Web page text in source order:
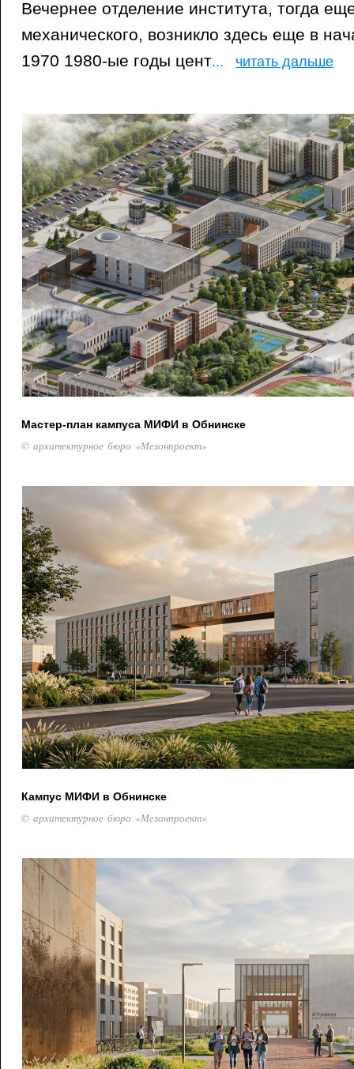
Вечернее отделение института, тогда
механического, возникло здесь еще в
1970 1980-ые годы цент... читать дальше
Мастер-план кампуса МИФИ в Обнинске
© архитектурное бюро «Мезонпроект»
Кампус МИФИ в Обнинске
© архитектурное бюро «Мезонпроект»